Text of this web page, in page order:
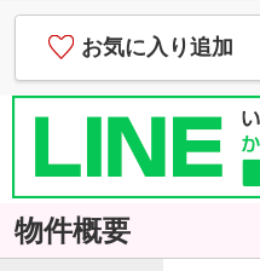
お気に入り追加
物件概要